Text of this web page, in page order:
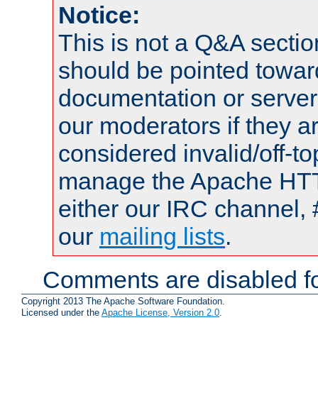
Notice:
This is not a Q&A
should be pointed
documentation or
our moderators if they
considered invalid/off-
manage the Apache
either our IRC channel,
our mailing lists.
Comments are disabled
Copyright 2013 The Apache Software Foundation.
Licensed under the Apache License, Version 2.0.